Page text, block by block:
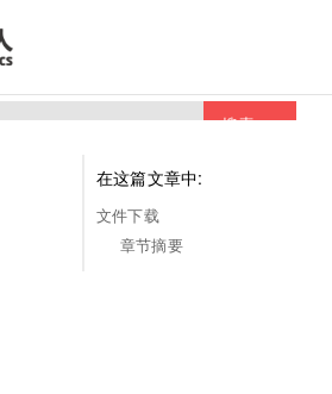
搜索
在这篇文章中:
文件下载
章节摘要